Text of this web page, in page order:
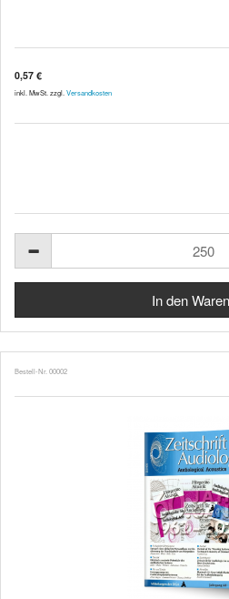
0,57 €
inkl. MwSt. zzgl. Versandkosten
Bestell-Nr. 00002